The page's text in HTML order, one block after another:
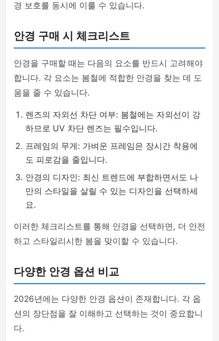
경 보호를 동시에 이룰 수 있습니다.
안경 구매 시 체크리스트
안경을 구매할 때는 다음의 요소를 반드시 고려해야
합니다. 각 요소는 봄철에 적합한 안경을 찾는 데 도
움을 줄 수 있습니다.
렌즈의 자외선 차단 여부: 봄철에는 자외선이 강
하므로 UV 차단 렌즈는 필수입니다.
프레임의 무게: 가벼운 프레임은 장시간 착용에
도 피로감을 줄입니다.
안경의 디자인: 최신 트렌드에 부합하면서도 나
만의 스타일을 살릴 수 있는 디자인을 선택하세
요.
이러한 체크리스트를 통해 안경을 선택하면, 더 안전
하고 스타일리시한 봄을 맞이할 수 있습니다.
다양한 안경 옵션 비교
2026년에는 다양한 안경 옵션이 존재합니다. 각 옵
션의 장단점을 잘 이해하고 선택하는 것이 중요합니
다.